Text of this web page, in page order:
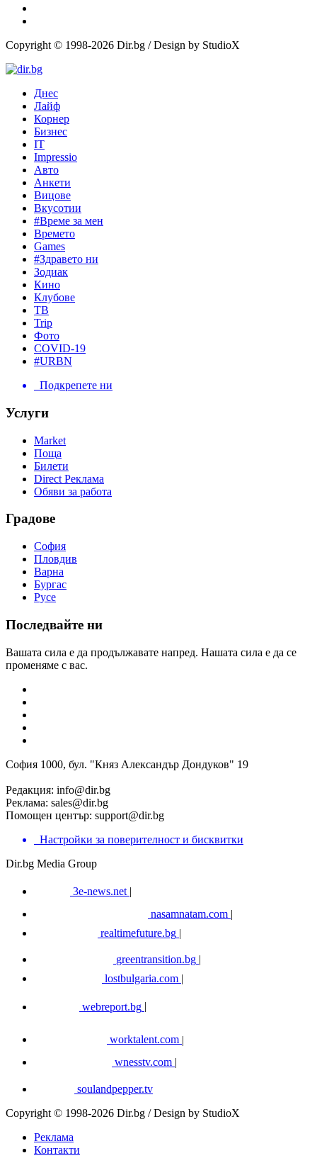
Copyright © 1998-2026 Dir.bg / Design by StudioX
Днес
Лайф
Корнер
Бизнес
IT
Impressio
Авто
Анкети
Вицове
Вкусотии
#Време за мен
Времето
Games
#Здравето ни
Зодиак
Кино
Клубове
ТВ
Trip
Фото
COVID-19
#URBN
Подкрепете ни
Услуги
Market
Поща
Билети
Direct Реклама
Обяви за работа
Градове
София
Пловдив
Варна
Бургас
Русе
Последвайте ни
Вашата сила е да продължавате напред. Нашата сила е да се
променяме с вас.
София 1000, бул. "Княз Александър Дондуков" 19
Редакция: info@dir.bg
Реклама: sales@dir.bg
Помощен център: support@dir.bg
Настройки за поверителност и бисквитки
Dir.bg Media Group
3e-news.net |
nasamnatam.com |
realtimefuture.bg |
greentransition.bg |
lostbulgaria.com |
webreport.bg
worktalent.com |
wnesstv.com |
soulandpepper.tv
Copyright © 1998-2026 Dir.bg / Design by StudioX
Реклама
Контакти